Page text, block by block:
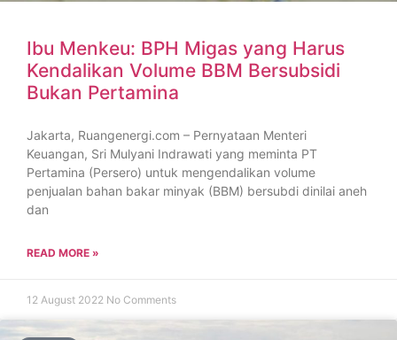
Ibu Menkeu: BPH Migas yang Harus
Kendalikan Volume BBM Bersubsidi
Bukan Pertamina
Jakarta, Ruangenergi.com – Pernyataan Menteri
Keuangan, Sri Mulyani Indrawati yang meminta PT
Pertamina (Persero) untuk mengendalikan volume
penjualan bahan bakar minyak (BBM) bersubdi dinilai aneh
dan
READ MORE »
12 August 2022 No Comments